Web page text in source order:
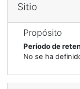
Sitio
Propósito
Período de
No se ha